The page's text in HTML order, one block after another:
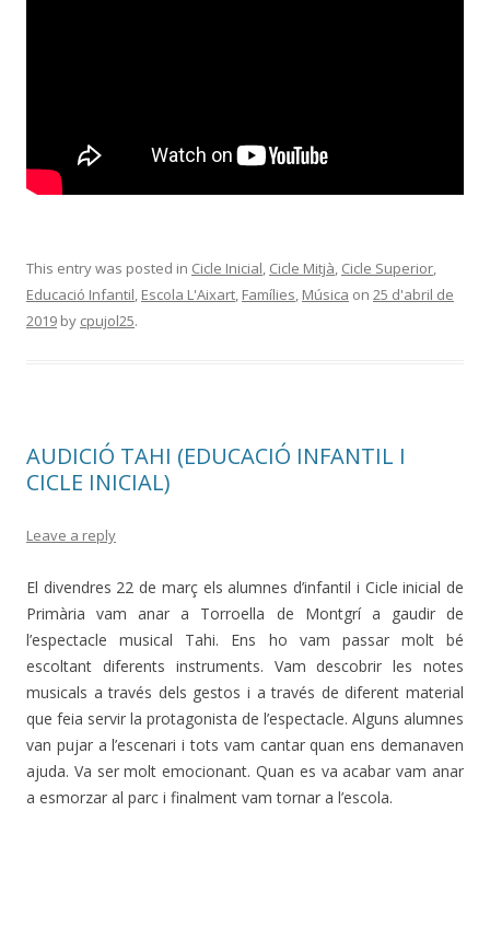
This entry was posted in Cicle Inicial, Cicle Mitjà, Cicle Superior,
Educació Infantil, Escola L'Aixart, Famílies, Música on 25 d'abril de
2019 by cpujol25.
AUDICIÓ TAHI (EDUCACIÓ INFANTIL I
CICLE INICIAL)
Leave a reply
El divendres 22 de març els alumnes d’infantil i Cicle inicial de
Primària vam anar a Torroella de Montgrí a gaudir de
l’espectacle musical Tahi. Ens ho vam passar molt bé
escoltant diferents instruments. Vam descobrir les notes
musicals a través dels gestos i a través de diferent material
que feia servir la protagonista de l’espectacle. Alguns alumnes
van pujar a l’escenari i tots vam cantar quan ens demanaven
ajuda. Va ser molt emocionant. Quan es va acabar vam anar
a esmorzar al parc i finalment vam tornar a l’escola.